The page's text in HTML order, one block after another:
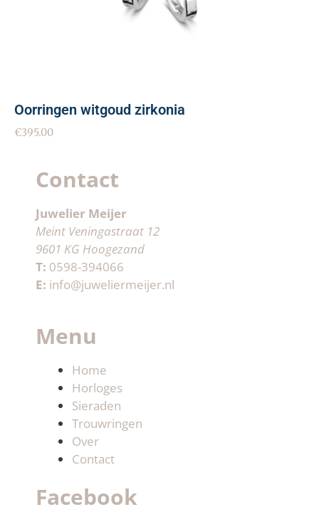
Oorringen witgoud zirkonia
€395.00
Contact
Juwelier Meijer
Meint Veningastraat 12
9601 KG Hoogezand
T: 0598-394066
E: info@juweliermeijer.nl
Menu
Home
Horloges
Sieraden
Trouwringen
Over
Contact
Facebook